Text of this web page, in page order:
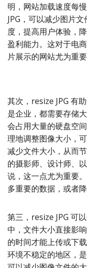
明，网站加载速度每
JPG，可以减少图片
度，提高用户体验，
盈利能力。这对于电
片展示的网站尤为重要
其次，resize JPG 有
是企业，都需要存储
会占用大量的硬盘空
理地调整图像大小，
减少文件大小，从而
的摄影师、设计师、
说，这一点尤为重要
多重要的数据，或者降
第三，resize JPG 可
中，文件大小直接影
的时间才能上传或下
环境不稳定的地区，